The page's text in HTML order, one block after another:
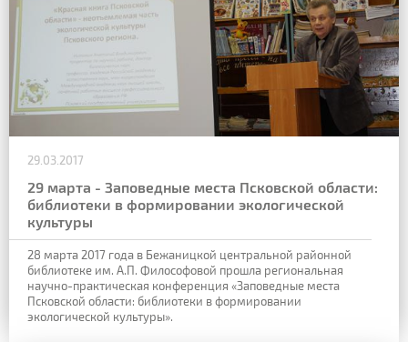
29.03.2017
29 марта - Заповедные места Псковской области:
библиотеки в формировании экологической
культуры
28 марта 2017 года в Бежаницкой центральной районной
библиотеке им. А.П. Философовой прошла региональная
научно-практическая конференция «Заповедные места
Псковской области: библиотеки в формировании
экологической культуры».